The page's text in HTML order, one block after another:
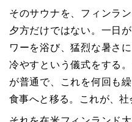
そのサウナを、フィンラ
夕方だけではない。一日
ワーを浴び、猛烈な暑さ
冷やすという儀式をする
が普通で、これを何回も
食事へと移る。これが、社